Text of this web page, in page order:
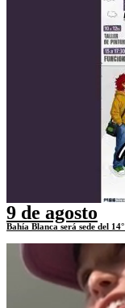
9 de agosto
Bahía Blanca será sede del